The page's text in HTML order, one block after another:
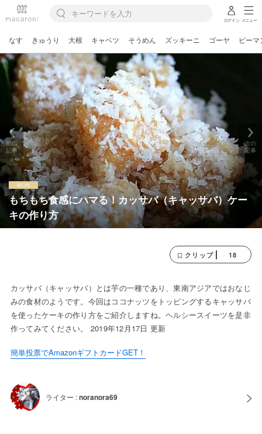
ログイン メニュー
なす きゅうり 大根 キャベツ そうめん ズッキーニ ゴーヤ ピーマ
もちもち食感にハマる！カッサバ（キャッサバ）ケー
キの作り方
前の
記事
次の
記事
クリップ 18
カッサバ（キャッサバ）とは芋の一種であり、東南アジアではおなじ
みの食材のようです。今回はココナッツをトッピングするキャッサバ
を使ったケーキの作り方をご紹介しますね。ヘルシースイーツを是非
作ってみてください。 2019年12月17日 更新
簡単投票でAmazonギフトカードGET！
ライター :noranora69